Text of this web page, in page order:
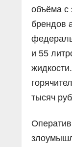
объёма с
брендов
и 55
тысяч